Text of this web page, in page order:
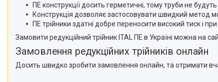
ПЕ конструкції досить герметичні, тому труби не
Конструкція дозволяє застосовувати швидкий метод
ПЕ трійники здатні добре переносити високий тиск і
Замовити редукційний трійник ITAL ПЕ в Україні можна на
Замовлення редукційних трійників онлайн
Досить швидко зробити замовлення онлайн, та отримати